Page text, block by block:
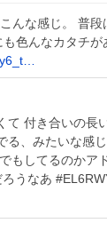
んな感じ。 普段
色んなカタチ
て 付き合いの長
じ 目線が合うタイミングと
もしてるのかア
ェン #832エゴ